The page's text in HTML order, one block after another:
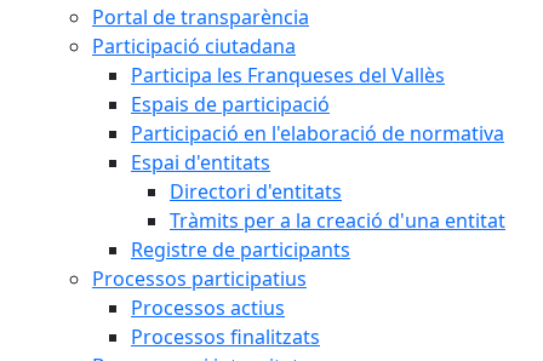
Portal de transparència
Participació ciutadana
Participa les Franqueses del Vallès
Espais de participació
Participació en l'elaboració de normativa
Espai d'entitats
Directori d'entitats
Tràmits per a la creació d'una entitat
Registre de participants
Processos participatius
Processos actius
Processos finalitzats